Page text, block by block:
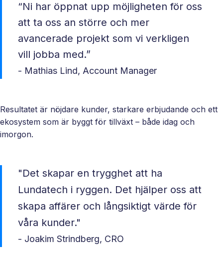
“Ni har öppnat upp möjligheten för oss
att ta oss an större och mer
avancerade projekt som vi verkligen
vill jobba med.”
- Mathias Lind, Account Manager
Resultatet är nöjdare kunder, starkare erbjudande och ett
ekosystem som är byggt för tillväxt – både idag och
imorgon.
"Det skapar en trygghet att ha
Lundatech i ryggen. Det hjälper oss att
skapa affärer och långsiktigt värde för
våra kunder."
- Joakim Strindberg, CRO